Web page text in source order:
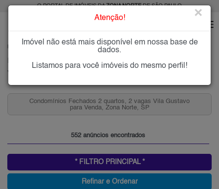
O PORTAL DE IMÓVEIS DAZONA NORTEDE SÃO PAULO
VILA GUSTAVO
Imóveis à Venda na Vila Gustavo, Zona Norte de São Paulo
Vila Gustavo, Zona Norte
Condomínios Fechados 2 quartos, 2 vagas Vila Gustavo
para Venda, Zona Norte, SP
552 anúncios encontrados
* FILTRO PRINCIPAL *
Refinar e Ordenar
Atenção! ×
Imóvel não está mais disponível em nossa base de
dados.
Listamos para você imóveis do mesmo perfil!